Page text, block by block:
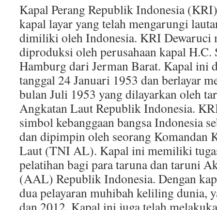
Kapal Perang Republik Indonesia
kapal layar yang telah mengarungi
dimiliki oleh Indonesia. KRI Dewaruci
diproduksi oleh perusahaan kapal H.C.
Hamburg dari Jerman Barat. Kapal ini
tanggal 24 Januari 1953 dan berlayar
bulan Juli 1953 yang dilayarkan oleh
Angkatan Laut Republik Indonesia.
simbol kebanggaan bangsa Indonesia
dan dipimpin oleh seorang Komandan
Laut (TNI AL). Kapal ini memiliki
pelatihan bagi para taruna dan taruni
(AAL) Republik Indonesia. Dengan
dua pelayaran muhibah keliling dunia,
dan 2012. Kapal ini juga telah